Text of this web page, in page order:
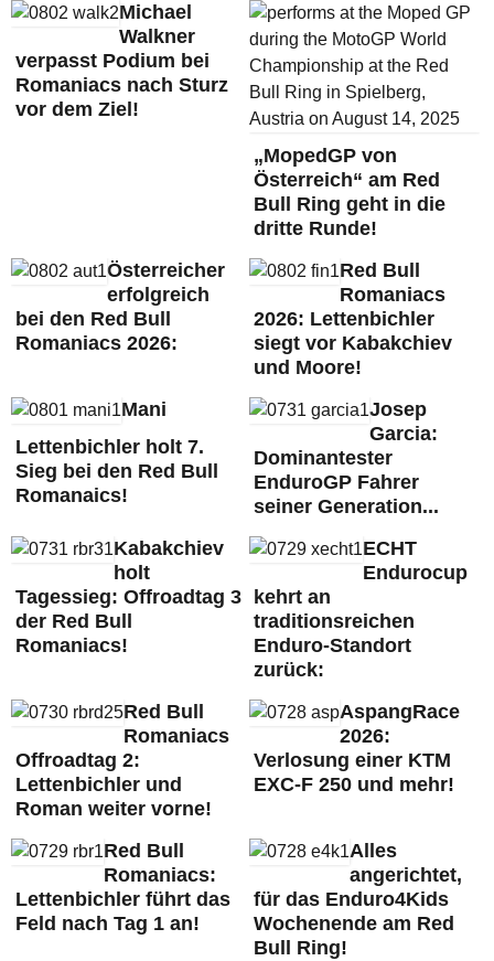
Michael
Walkner
verpasst Podium bei
Romaniacs nach Sturz
vor dem Ziel!
„MopedGP von
Österreich“ am Red
Bull Ring geht in die
dritte Runde!
Österreicher
erfolgreich
bei den Red Bull
Romaniacs 2026:
Red Bull
Romaniacs
2026: Lettenbichler
siegt vor Kabakchiev
und Moore!
Mani
Lettenbichler holt 7.
Sieg bei den Red Bull
Romanaics!
Josep
Garcia:
Dominantester
EnduroGP Fahrer
seiner Generation...
Kabakchiev
holt
Tagessieg: Offroadtag 3
der Red Bull
Romaniacs!
ECHT
Endurocup
kehrt an
traditionsreichen
Enduro-Standort
zurück:
Red Bull
Romaniacs
Offroadtag 2:
Lettenbichler und
Roman weiter vorne!
AspangRace
2026:
Verlosung einer KTM
EXC-F 250 und mehr!
Red Bull
Romaniacs:
Lettenbichler führt das
Feld nach Tag 1 an!
Alles
angerichtet,
für das Enduro4Kids
Wochenende am Red
Bull Ring!